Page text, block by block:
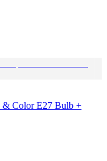
& Color E27 Bulb +